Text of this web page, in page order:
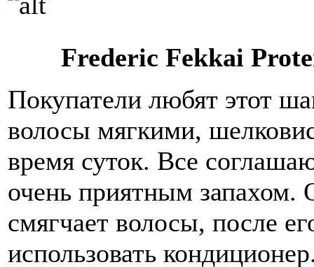
Frederic Fekkai
Покупатели любят этот
волосы мягкими,
время суток. Все
очень приятным
смягчает волосы, после
использовать